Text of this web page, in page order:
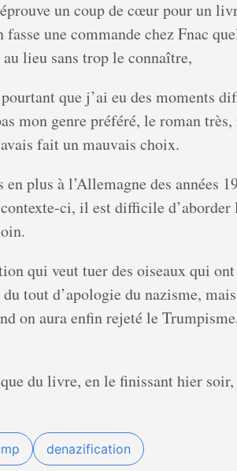
un coup de cœur pour un
une commande chez Fnac
lieu sans trop le connaître,
que j’ai eu des moments
mon genre préféré, le roman
fait un mauvais choix.
plus à l’Allemagne des années
ci, il est difficile
qui veut tuer des oiseaux qui
tout d’apologie du nazisme,
on aura enfin rejeté le
du livre, en le finissant hier soir,
denazification